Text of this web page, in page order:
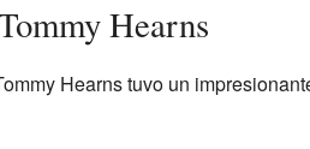
Hearns
Hearns tuvo un